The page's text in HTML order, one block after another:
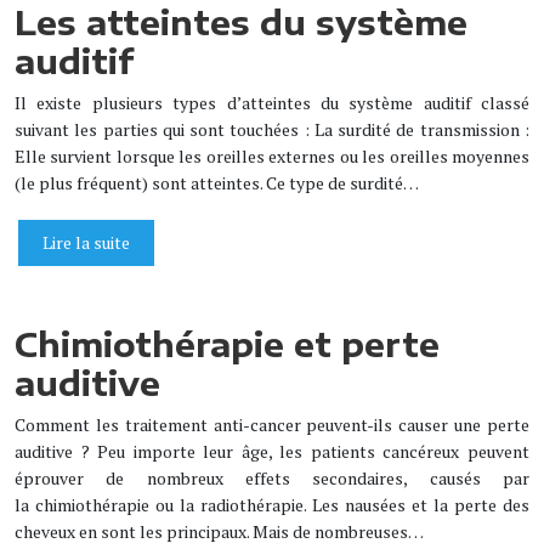
Les atteintes du système
auditif
Il existe plusieurs types d’atteintes du système auditif classé
suivant les parties qui sont touchées : La surdité de transmission :
Elle survient lorsque les oreilles externes ou les oreilles moyennes
(le plus fréquent) sont atteintes. Ce type de surdité…
Lire la suite
Chimiothérapie et perte
auditive
Comment les traitement anti-cancer peuvent-ils causer une perte
auditive ? Peu importe leur âge, les patients cancéreux peuvent
éprouver de nombreux effets secondaires, causés par
la chimiothérapie ou la radiothérapie. Les nausées et la perte des
cheveux en sont les principaux. Mais de nombreuses…